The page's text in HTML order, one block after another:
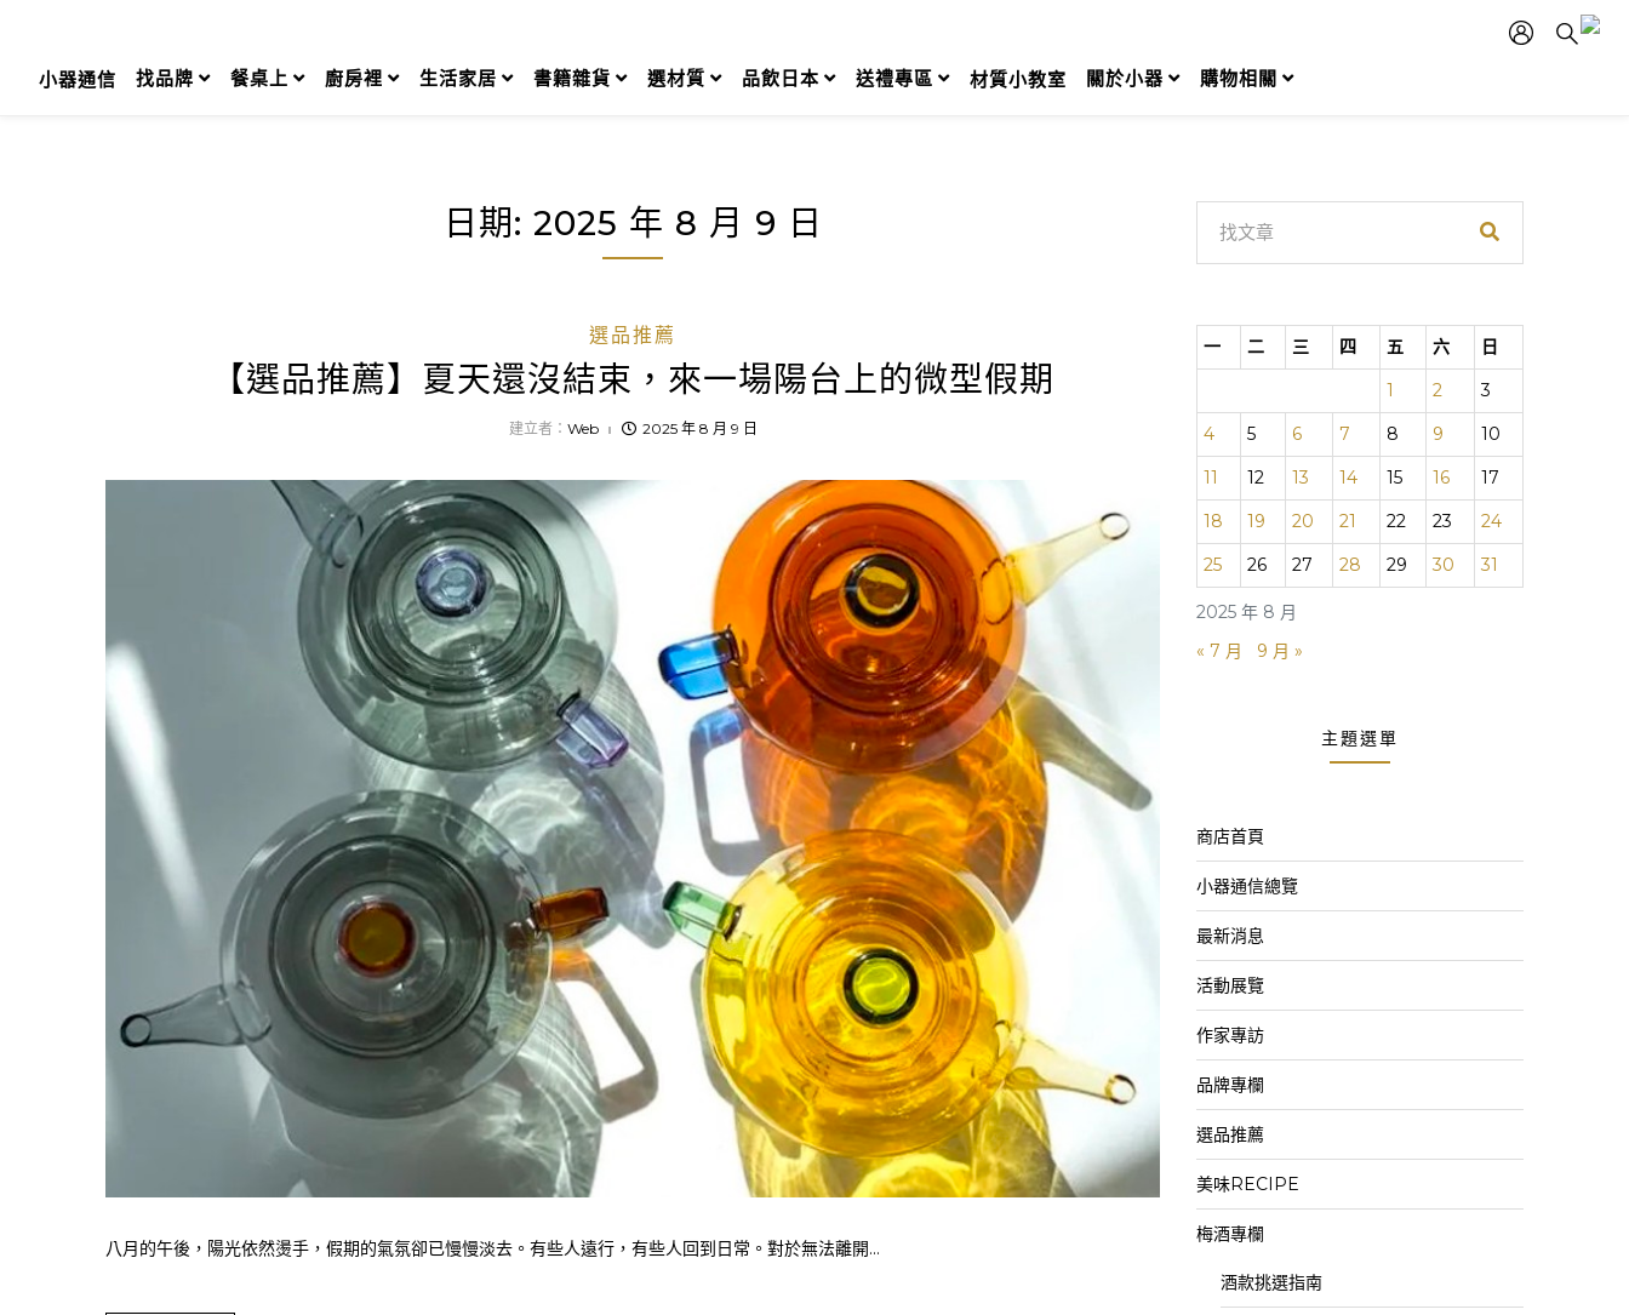
content小器通信 找品牌 餐桌上 廚房裡 生活家居 書籍雜貨 選材質 品飲日本 送禮專區 材質小教室 關於小器 購物相關
日期: 2025 年 8 月 9 日
選品推薦
【選品推薦】夏天還沒結束，來一場陽台上的微型假期
建立者： Web 2025 年 8 月 9 日
八月的午後，陽光依然燙手，假期的氣氛卻已慢慢淡去。有些人遠行，有些人回到日常。對於無法離開...
2025 年 8 月
一 二 三 四 五 六
日
1
2
3
4
5 6 7 8 9
10
11
12 13 14 15 16
17
18
19 20 21 22 23
24
25
26 27 28 29 30 31
« 7 月 9 月 »
主題選單
商店首頁
小器通信總覽
最新消息
活動展覽
作家專訪
品牌專欄
選品推薦
美味RECIPE
梅酒專欄
酒款挑選指南